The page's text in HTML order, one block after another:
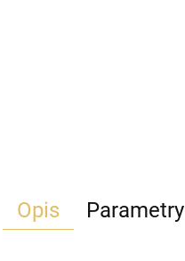
Opis Parametry